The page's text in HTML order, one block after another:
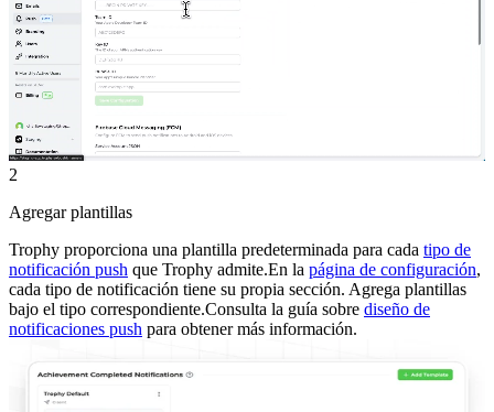
2
Agregar plantillas
Trophy proporciona una plantilla predeterminada para cada tipo de
notificación push que Trophy admite.En la página de configuración,
cada tipo de notificación tiene su propia sección. Agrega plantillas
bajo el tipo correspondiente.Consulta la guía sobre diseño de
notificaciones push para obtener más información.